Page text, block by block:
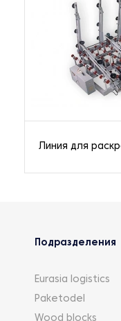
Линия для
Подразделения
Eurasia logistics
Paketodel
Wood blocks